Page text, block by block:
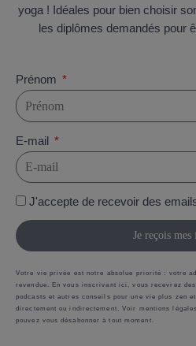
yoga ! Idéales pour bien choisir
les diplômes demandés pour
Prénom
E-mail
J'accepte de recevoir des
Je reçois mes
Votre vie privée est notre absolue priorité : votre
revendue. En vous inscrivant ici, vous recevrez
podcasts et autres conseils pour une vie plus zen
directement ou indirectement. Voir mentions
pouvez vous désabonner à tout moment.